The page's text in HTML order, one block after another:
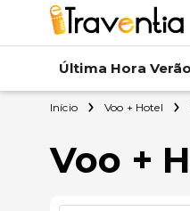
Última Hora Verão
Início Voo + Hotel
Voo +